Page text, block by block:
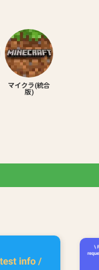
マイクラ(統合
版)